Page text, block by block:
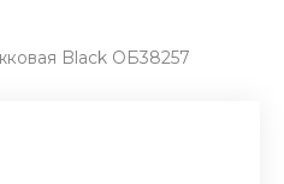
Black ОБ38257